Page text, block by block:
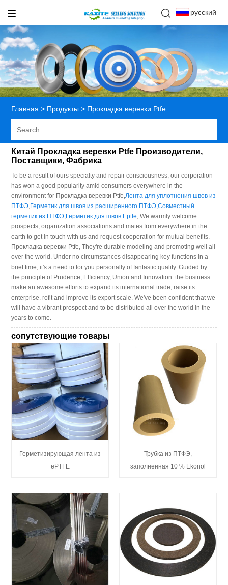
русский
Главная > Продукты > Прокладка веревки Ptfe
Китай Прокладка веревки Ptfe Производители,
Поставщики, Фабрика
To be a result of ours specialty and repair consciousness, our corporation
has won a good popularity amid consumers everywhere in the
environment for Прокладка веревки Ptfe,Лента для уплотнения швов из
ПТФЭ,Герметик для швов из расширенного ПТФЭ,Совместный
герметик из ПТФЭ,Герметик для швов Eptfe, We warmly welcome
prospects, organization associations and mates from everywhere in the
earth to get in touch with us and request cooperation for mutual benefits.
Прокладка веревки Ptfe, They're durable modeling and promoting well all
over the world. Under no circumstances disappearing key functions in a
brief time, it's a need to for you personally of fantastic quality. Guided by
the principle of Prudence, Efficiency, Union and Innovation. the business
make an awesome efforts to expand its international trade, raise its
enterprise. rofit and improve its export scale. We've been confident that we
will have a vibrant prospect and to be distributed all over the world in the
years to come.
сопутствующие товары
Герметизирующая лента из
ePTFE
Трубка из ПТФЭ,
заполненная 10 % Ekonol